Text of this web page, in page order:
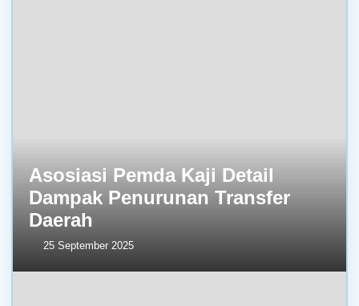
Asosiasi Pemda Kaji Detail
Dampak Penurunan Transfer
Daerah
25 September 2025